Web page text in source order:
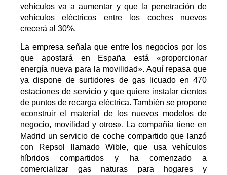
vehículos va a aumentar y que la penetración de
vehículos eléctricos entre los coches nuevos
crecerá al 30%.
La empresa señala que entre los negocios por los
que apostará en España está «proporcionar
energía nueva para la movilidad». Aquí repasa que
ya dispone de surtidores de gas licuado en 470
estaciones de servicio y que quiere instalar cientos
de puntos de recarga eléctrica. También se propone
«construir el material de los nuevos modelos de
negocio, movilidad y otros». La compañía tiene en
Madrid un servicio de coche compartido que lanzó
con Repsol llamado Wible, que usa vehículos
híbridos compartidos y ha comenzado a
comercializar gas naturas para hogares y